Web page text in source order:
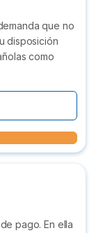
que no
disposición
como
pago. En ella